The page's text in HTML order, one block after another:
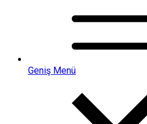
Geniş Menü